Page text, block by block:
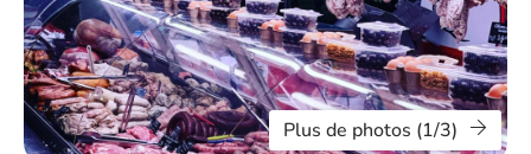
Plus de photos (1/3)